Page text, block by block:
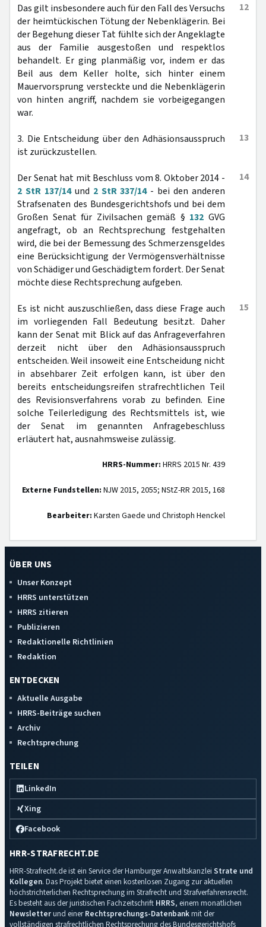
12
Das gilt insbesondere auch für den Fall des Versuchs
der heimtückischen Tötung der Nebenklägerin. Bei
der Begehung dieser Tat fühlte sich der Angeklagte
aus der Familie ausgestoßen und respektlos
behandelt. Er ging planmäßig vor, indem er das
Beil aus dem Keller holte, sich hinter einem
Mauervorsprung versteckte und die Nebenklägerin
von hinten angriff, nachdem sie vorbeigegangen
war.
13
3. Die Entscheidung über den Adhäsionsausspruch
ist zurückzustellen.
14
Der Senat hat mit Beschluss vom 8. Oktober 2014 -
2 StR 137/14und 2 StR 337/14- bei den anderen
Strafsenaten des Bundesgerichtshofs und bei dem
Großen Senat für Zivilsachen gemäß § 132 GVG
angefragt, ob an Rechtsprechung festgehalten
wird, die bei der Bemessung des Schmerzensgeldes
eine Berücksichtigung der Vermögensverhältnisse
von Schädiger und Geschädigtem fordert. Der Senat
möchte diese Rechtsprechung aufgeben.
15
Es ist nicht auszuschließen, dass diese Frage auch
im vorliegenden Fall Bedeutung besitzt. Daher
kann der Senat mit Blick auf das Anfrageverfahren
derzeit nicht über den Adhäsionsausspruch
entscheiden. Weil insoweit eine Entscheidung nicht
in absehbarer Zeit erfolgen kann, ist über den
bereits entscheidungsreifen strafrechtlichen Teil
des Revisionsverfahrens vorab zu befinden. Eine
solche Teilerledigung des Rechtsmittels ist, wie
der Senat im genannten Anfragebeschluss
erläutert hat, ausnahmsweise zulässig.
HRRS-Nummer: HRRS 2015 Nr. 439
Externe Fundstellen: NJW 2015, 2055; NStZ-RR 2015, 168
Bearbeiter: Karsten Gaede und Christoph Henckel
ÜBER UNS
Unser Konzept
HRRS unterstützen
HRRS zitieren
Publizieren
Redaktionelle Richtlinien
Redaktion
ENTDECKEN
Aktuelle Ausgabe
HRRS-Beiträge suchen
Archiv
Rechtsprechung
TEILEN
LinkedIn
Xing
Facebook
HRR-STRAFRECHT.DE
HRR-Strafrecht.de ist ein Service der Hamburger Anwaltskanzlei Strate und
Kollegen. Das Projekt bietet einen kostenlosen Zugang zur aktuellen
höchstrichterlichen Rechtsprechung im Strafrecht und Strafverfahrensrecht.
Es besteht aus der juristischen Fachzeitschrift HRRS, einem monatlichen
Newsletterund einerRechtsprechungs-Datenbankmit der
vollständigen strafrechtlichen Rechtsprechung des Bundesgerichtshofs